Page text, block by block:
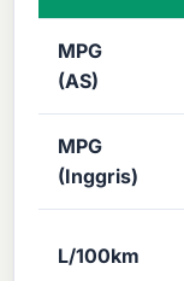
MPG
(AS)
MPG
(Inggris)
L/100km